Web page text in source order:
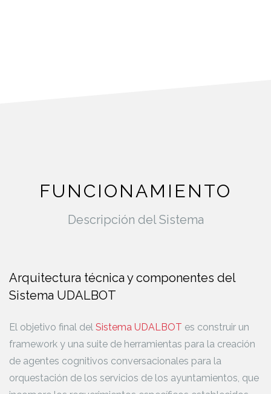
FUNCIONAMIENTO
Descripción del Sistema
Arquitectura técnica y componentes del
Sistema UDALBOT
El objetivo final del Sistema UDALBOT es construir un
framework y una suite de herramientas para la creación
de agentes cognitivos conversacionales para la
orquestación de los servicios de los ayuntamientos, que